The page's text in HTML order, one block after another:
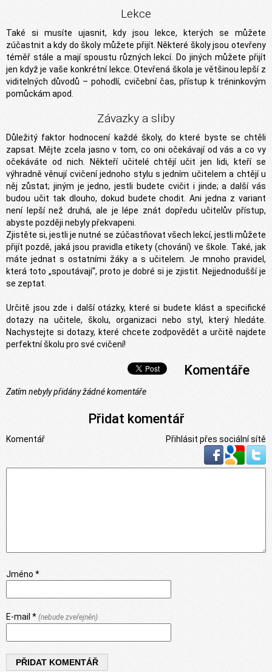
Lekce
Také si musíte ujasnit, kdy jsou lekce, kterých se můžete
zúčastnit a kdy do školy můžete přijít. Některé školy jsou otevřeny
téměř stále a mají spoustu různých lekcí. Do jiných můžete přijít
jen když je vaše konkrétní lekce. Otevřená škola je většinou lepší z
viditelných důvodů – pohodlí, cvičební čas, přístup k tréninkovým
pomůckám apod.
Závazky a sliby
Důležitý faktor hodnocení každé školy, do které byste se chtěli
zapsat. Mějte zcela jasno v tom, co oni očekávají od vás a co vy
očekáváte od nich. Někteří učitelé chtějí učit jen lidi, kteří se
výhradně věnují cvičení jednoho stylu s jedním učitelem a chtějí u
něj zůstat; jiným je jedno, jestli budete cvičit i jinde; a další vás
budou učit tak dlouho, dokud budete chodit. Ani jedna z variant
není lepší než druhá, ale je lépe znát dopředu učitelův přístup,
abyste později nebyly překvapeni.
Zjistěte si, jestli je nutné se zúčastňovat všech lekcí, jestli můžete
přijít pozdě, jaká jsou pravidla etikety (chování) ve škole. Také, jak
máte jednat s ostatními žáky a s učitelem. Je mnoho pravidel,
která toto „spoutávají“, proto je dobré si je zjistit. Nejjednodušší je
se zeptat.
Určitě jsou zde i další otázky, které si budete klást a specifické
dotazy na učitele, školu, organizaci nebo styl, který hledáte.
Nachystejte si dotazy, které chcete zodpovědět a určitě najdete
perfektní školu pro své cvičení!
Komentáře
Zatím nebyly přidány žádné komentáře
Přidat komentář
Přihlásit přes sociální sítě
Komentář
Jméno *
E-mail * (nebude zveřejněn)